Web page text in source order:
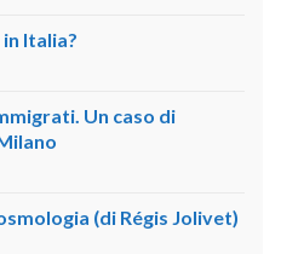
Italia?
Un caso di
(di Régis Jolivet)